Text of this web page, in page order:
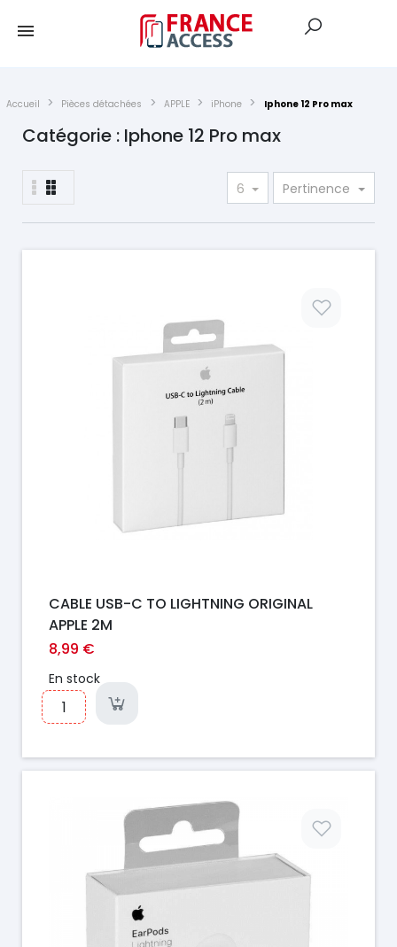
Accueil Pièces détachées APPLE iPhone Iphone 12 Pro max
Catégorie : Iphone 12 Pro max
6 Pertinence
CABLE USB-C TO LIGHTNING ORIGINAL
APPLE 2M
8,99 €
En stock